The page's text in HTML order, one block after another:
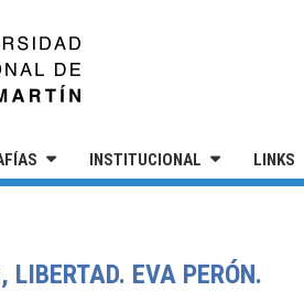
INSTITUCIONAL LINKS
LIBERTAD. EVA PERÓN.